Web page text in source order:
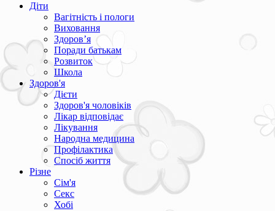
Діти
Вагітність і пологи
Виховання
Здоров’я
Поради батькам
Розвиток
Школа
Здоров'я
Дієти
Здоров'я чоловіків
Лікар відповідає
Лікування
Народна медицина
Профілактика
Спосіб життя
Різне
Сім'я
Секс
Хобі